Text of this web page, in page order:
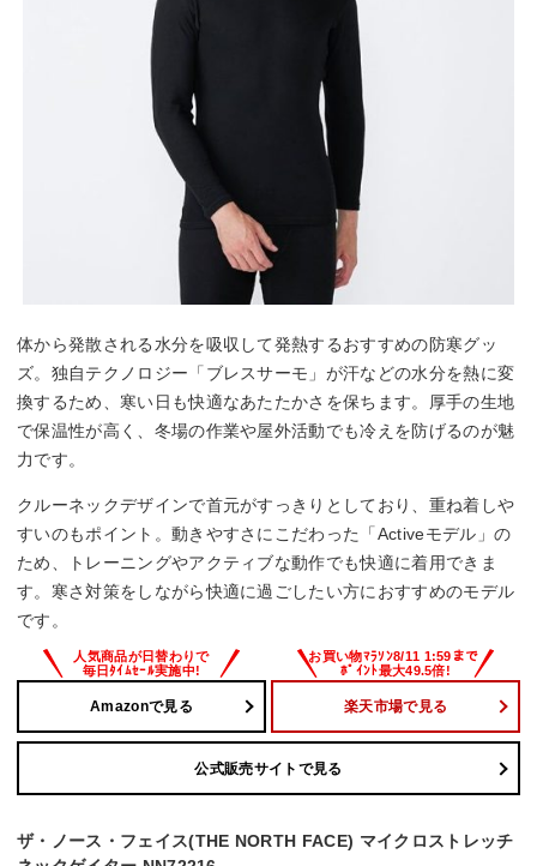
体から発散される水分を吸収して発熱するおすすめの防寒グッ
ズ。独自テクノロジー「ブレスサーモ」が汗などの水分を熱に変
換するため、寒い日も快適なあたたかさを保ちます。厚手の生地
で保温性が高く、冬場の作業や屋外活動でも冷えを防げるのが魅
力です。
クルーネックデザインで首元がすっきりとしており、重ね着しや
すいのもポイント。動きやすさにこだわった「Activeモデル」の
ため、トレーニングやアクティブな動作でも快適に着用できま
す。寒さ対策をしながら快適に過ごしたい方におすすめのモデル
です。
Amazonで見る 楽天市場で見る
公式販売サイトで見る
ザ・ノース・フェイス(THE NORTH FACE) マイクロストレッチ